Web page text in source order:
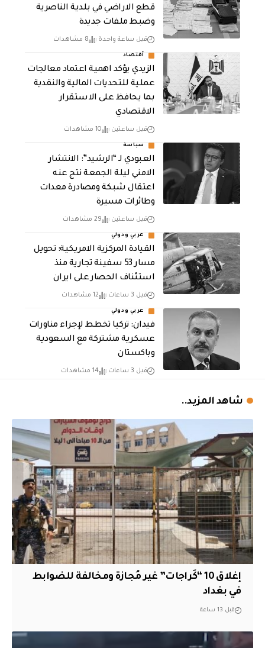
قطع الاراضي في بلدية الناصرية
وضبط ملفات جديدة
قبل ساعة واحدة 8 مشاهدات
أقتصاد
الزيدي يؤكد اهمية اعتماد معالجات
عملية للتحديات المالية والنقدية
بما يحافظ على الاستقرار
الاقتصادي
قبل ساعتين 10 مشاهدات
سياسة
العبودي لـ “الرشيد”: الانتشار
الامني ليلة الجمعة نتج عنه
اعتقال شبكة ومصادرة معدات
وطائرات مسيرة
قبل ساعتين 29 مشاهدات
عربي ودولي
القيادة المركزية الامريكية: تحويل
مسار 53 سفينة تجارية منذ
استئناف الحصار على ايران
قبل 3 ساعات 12 مشاهدات
عربي ودولي
فيدان: تركيا تخطط لإجراء مناورات
عسكرية مشتركة مع السعودية
وباكستان
قبل 3 ساعات 14 مشاهدات
شاهد المزيد..
إغلاق 10 “كَراجات” غير مُجازة ومخالفة للضوابط
في بغداد
قبل 13 ساعة